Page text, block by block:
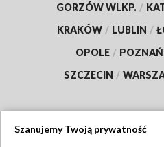
GORZÓW WLKP. /
KRAKÓW / LUBLIN /
OPOLE / POZNAŃ
SZCZECIN /
Szanujemy Twoją prywatność